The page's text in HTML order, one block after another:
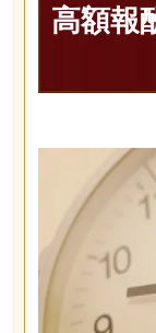
高額報